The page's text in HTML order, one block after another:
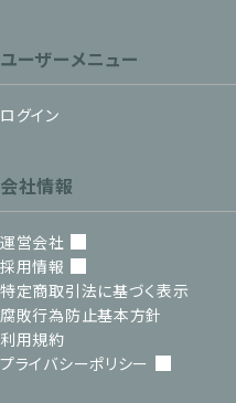
ユーザーメニュー
ログイン
会社情報
運営会社
採用情報
特定商取引法に基づく表示
腐敗行為防止基本方針
利用規約
プライバシーポリシー